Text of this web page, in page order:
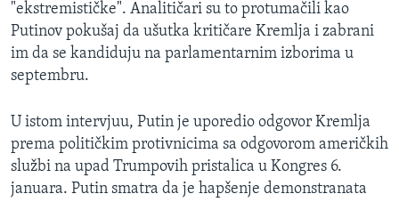
"ekstremističke". Analitičari su to protumačili kao
Putinov pokušaj da ušutka kritičare Kremlja i zabrani
im da se kandiduju na parlamentarnim izborima u
septembru.
U istom intervjuu, Putin je uporedio odgovor Kremlja
prema političkim protivnicima sa odgovorom američkih
službi na upad Trumpovih pristalica u Kongres 6.
januara. Putin smatra da je hapšenje demonstranata